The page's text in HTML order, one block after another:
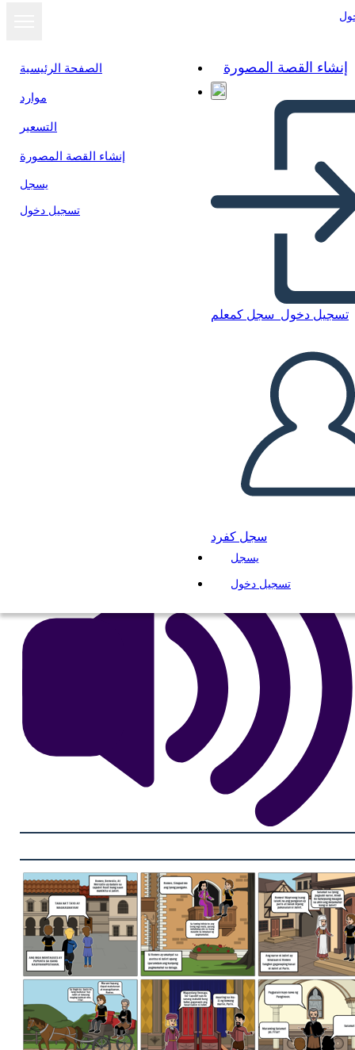
الصفحة الرئيسية
موارد
التسعير
إنشاء القصة المصورة
يسجل
تسجيل دخول
إنشاء القصة المصورة
تسجيل دخول سجل كمعلم
سجل كفرد
يسجل
تسجيل دخول
Untitled Storyboard
عرض كشرائح